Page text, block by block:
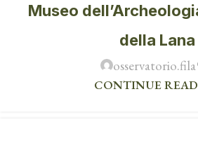
Museo
della Lana
osservatorio.fila
CONTINUE